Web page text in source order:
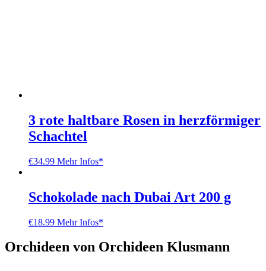
3 rote haltbare Rosen in herzförmiger
Schachtel
€34.99 Mehr Infos*
Schokolade nach Dubai Art 200 g
€18.99 Mehr Infos*
Orchideen von Orchideen Klusmann